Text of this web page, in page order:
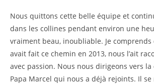
Nous quittons cette belle équipe et
dans les collines pendant environ une
vraiment beau, inoubliable. Je comprends
avait fait ce chemin en 2013, nous l’ait
avec passion. Nous nous dirigeons vers la
Papa Marcel qui nous a déjà rejoints. Il